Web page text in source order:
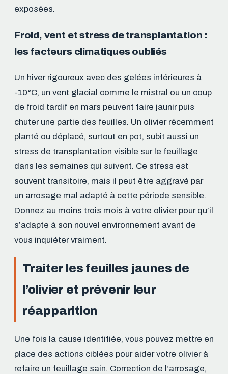
exposées.
Froid, vent et stress de transplantation :
les facteurs climatiques oubliés
Un hiver rigoureux avec des gelées inférieures à
-10°C, un vent glacial comme le mistral ou un coup
de froid tardif en mars peuvent faire jaunir puis
chuter une partie des feuilles. Un olivier récemment
planté ou déplacé, surtout en pot, subit aussi un
stress de transplantation visible sur le feuillage
dans les semaines qui suivent. Ce stress est
souvent transitoire, mais il peut être aggravé par
un arrosage mal adapté à cette période sensible.
Donnez au moins trois mois à votre olivier pour qu’il
s’adapte à son nouvel environnement avant de
vous inquiéter vraiment.
Traiter les feuilles jaunes de
l’olivier et prévenir leur
réapparition
Une fois la cause identifiée, vous pouvez mettre en
place des actions ciblées pour aider votre olivier à
refaire un feuillage sain. Correction de l’arrosage,